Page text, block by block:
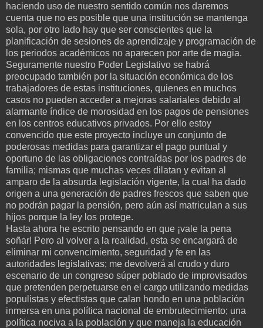
haciendo uso de nuestro sentido común nos daremos
cuenta que no es posible que una institución se mantenga
sola, por otro lado hay que ser conscientes que la
planificación de sesiones de aprendizaje y programación de
los periodos académicos no aparecen por arte de magia.
Seguramente nuestro Poder Legislativo se habrá
preocupado también por la situación económica de los
trabajadores de estas instituciones, quienes en muchos
casos no pueden acceder a mejoras salariales debido al
alarmante índice de morosidad en los pagos de pensiones
en los centros educativos privados. Por ello estoy
convencido que este proyecto incluye un conjunto de
poderosas medidas para garantizar el pago puntual y
oportuno de las obligaciones contraídas por los padres de
familia; mismas que muchas veces dilatan y evitan al
amparo de la absurda legislación vigente, la cual ha dado
origen a una generación de padres frescos que saben que
no podrán pagar la pensión, pero aún así matriculan a sus
hijos porque la ley los protege.
Hasta ahora he escrito pensando en que ¡vale la pena
soñar! Pero al volver a la realidad, esta se encargará de
eliminar mi convencimiento, seguridad y fe en las
autoridades legislativas; me devolverá al crudo y duro
escenario de un congreso súper poblado de improvisados
que pretenden perpetuarse en el cargo utilizando medidas
populistas y efectistas que calan hondo en una población
inmersa en una política nacional de embrutecimiento; una
política nociva a la población y que maneja la educación